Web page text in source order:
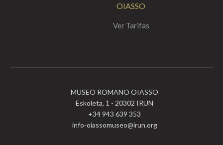
OIASSO
Ver Tarifas
MUSEO ROMANO OIASSO
Eskoleta, 1 - 20302 IRUN
+34 943 639 353
info-oiassomuseo@irun.org